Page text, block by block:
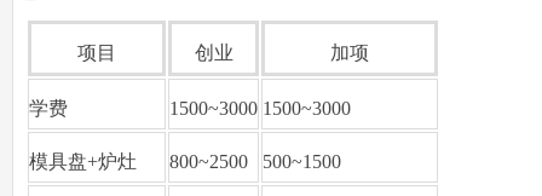
项目 创业 加项
学费 1500~3000 1500~3000
模具盘+炉灶 800~2500 500~1500